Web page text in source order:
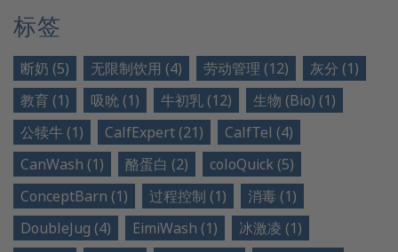
标签
断奶 (5) 无限制饮用 (4) 劳动管理 (12)
灰分 (1)
教育 (1)
吸吮 (1) 牛初乳 (12)
生物 (Bio) (1)
公犊牛 (1)
CalfExpert (21)
CalfTel (4)
CanWash (1)
酪蛋白 (2)
coloQuick (5)
ConceptBarn (1)
过程控制 (1)
消毒 (1)
DoubleJug (4)
EimiWash (1)
冰激凌 (1)